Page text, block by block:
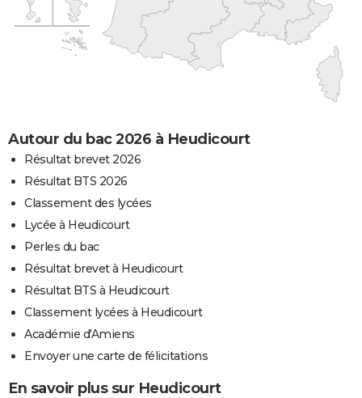
Autour du bac 2026 à Heudicourt
Résultat brevet 2026
Résultat BTS 2026
Classement des lycées
Lycée à Heudicourt
Perles du bac
Résultat brevet à Heudicourt
Résultat BTS à Heudicourt
Classement lycées à Heudicourt
Académie d'Amiens
Envoyer une carte de félicitations
En savoir plus sur Heudicourt